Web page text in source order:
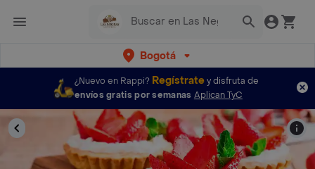
Bogotá
¿Nuevo en Rappi? Regístratey disfruta de
envíos gratis por semanas Aplican TyC